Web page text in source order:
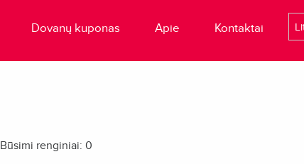
Dovanų kuponas Apie Kontaktai
Būsimi renginiai: 0